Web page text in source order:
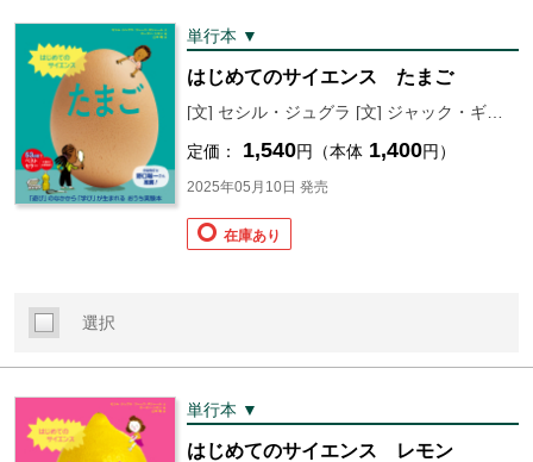
単行本 ▼
はじめてのサイエンス たまご
定価： 1,540円（本体 1,400円）
2025年05月10日 発売
在庫あり
選択
単行本 ▼
はじめてのサイエンス レモン